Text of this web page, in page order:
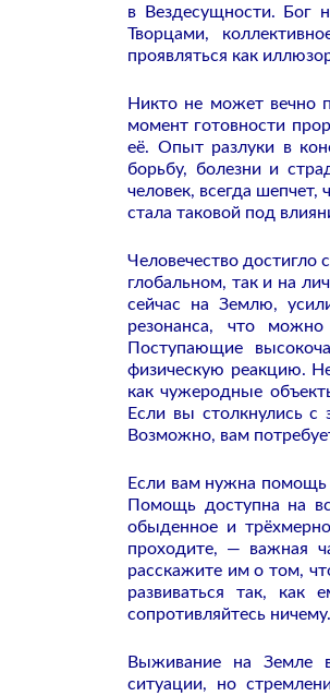
в Вездесущности. Бог
Творцами,
проявляться как
Никто не может вечно
момент готовности
её. Опыт разлуки в
борьбу, болезни и
человек, всегда
стала таковой под
Человечество достигло
глобальном, так и на
сейчас на Землю,
резонанса, что
Поступающие
физическую реакцию.
как чужеродные
Если вы столкнулись с
Возможно, вам
Если вам нужна помощь
Помощь доступна на
обыденное и
проходите, — важная
расскажите им о том,
развиваться так,
сопротивляйтесь ничему.
Выживание на Земле
ситуации, но